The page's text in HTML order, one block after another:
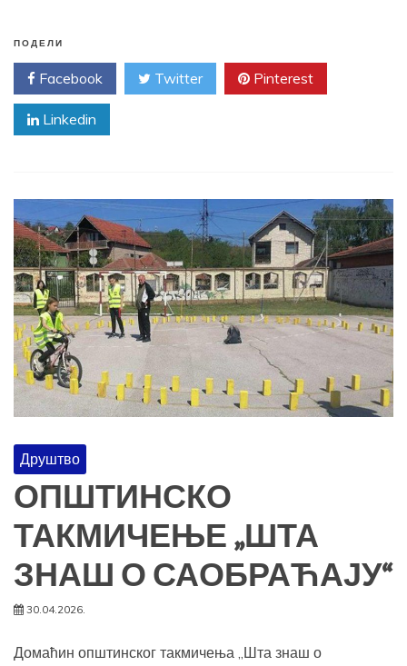
ПОДЕЛИ
Facebook Twitter Pinterest
Linkedin
Друштво
ОПШТИНСКО
ТАКМИЧЕЊЕ „ШТА
ЗНАШ О САОБРАЋАЈУ“
30.04.2026.
Домаћин општинског такмичења „Шта знаш о